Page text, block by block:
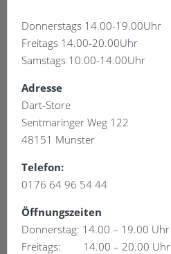
Donnerstags 14.00-19.00Uhr
Freitags 14.00-20.00Uhr
Samstags 10.00-14.00Uhr
Adresse
Dart-Store
Sentmaringer Weg 122
48151 Münster
Telefon:
0176 64 96 54 44
Öffnungszeiten
Donnerstag: 14.00 – 19.00 Uhr
Freitags: 14.00 – 20.00 Uhr